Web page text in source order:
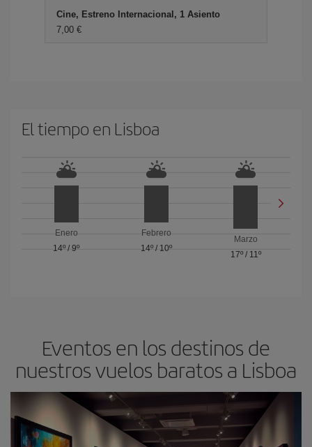
Cine, Estreno Internacional, 1 Asiento
7,00 €
El tiempo en Lisboa
Enero
14º /9º
Febrero
14º/ 10º
Marzo
17º/ 11º
Eventos en los destinos de
nuestros vuelos baratos a Lisboa